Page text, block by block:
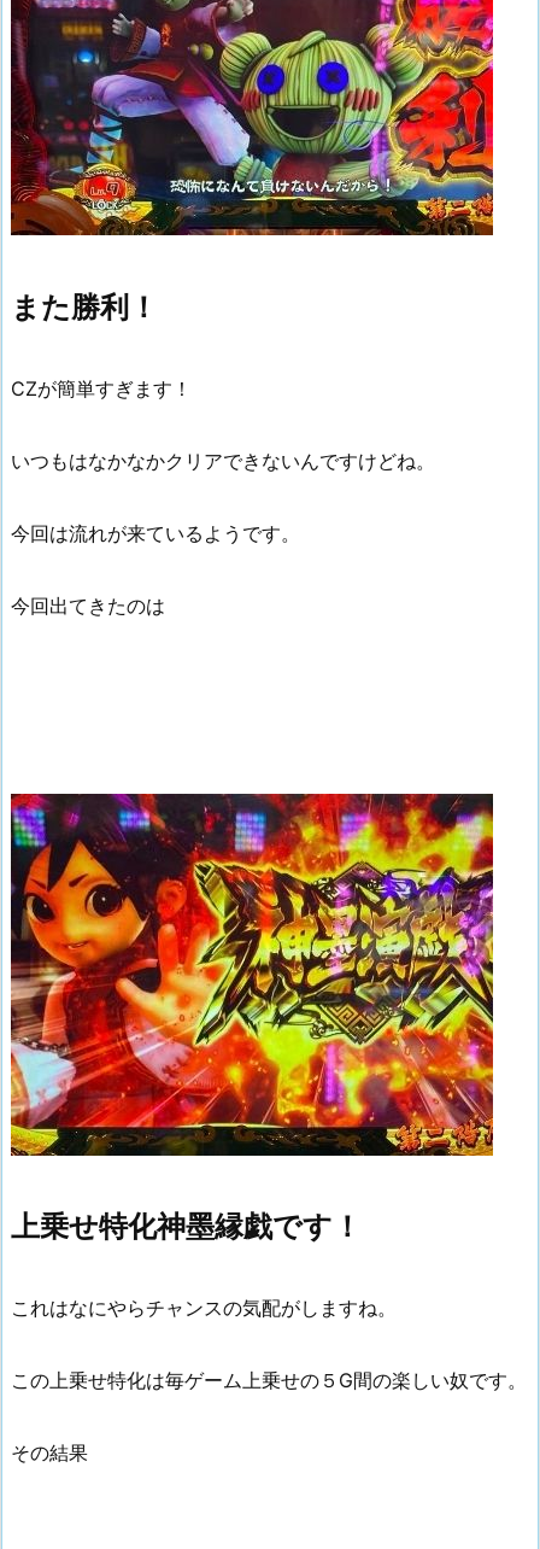
また勝利！
CZが簡単すぎます！
いつもはなかなかクリアできないんですけどね。
今回は流れが来ているようです。
今回出てきたのは
上乗せ特化神墨縁戯です！
これはなにやらチャンスの気配がしますね。
この上乗せ特化は毎ゲーム上乗せの５G間の楽しい奴です。
その結果